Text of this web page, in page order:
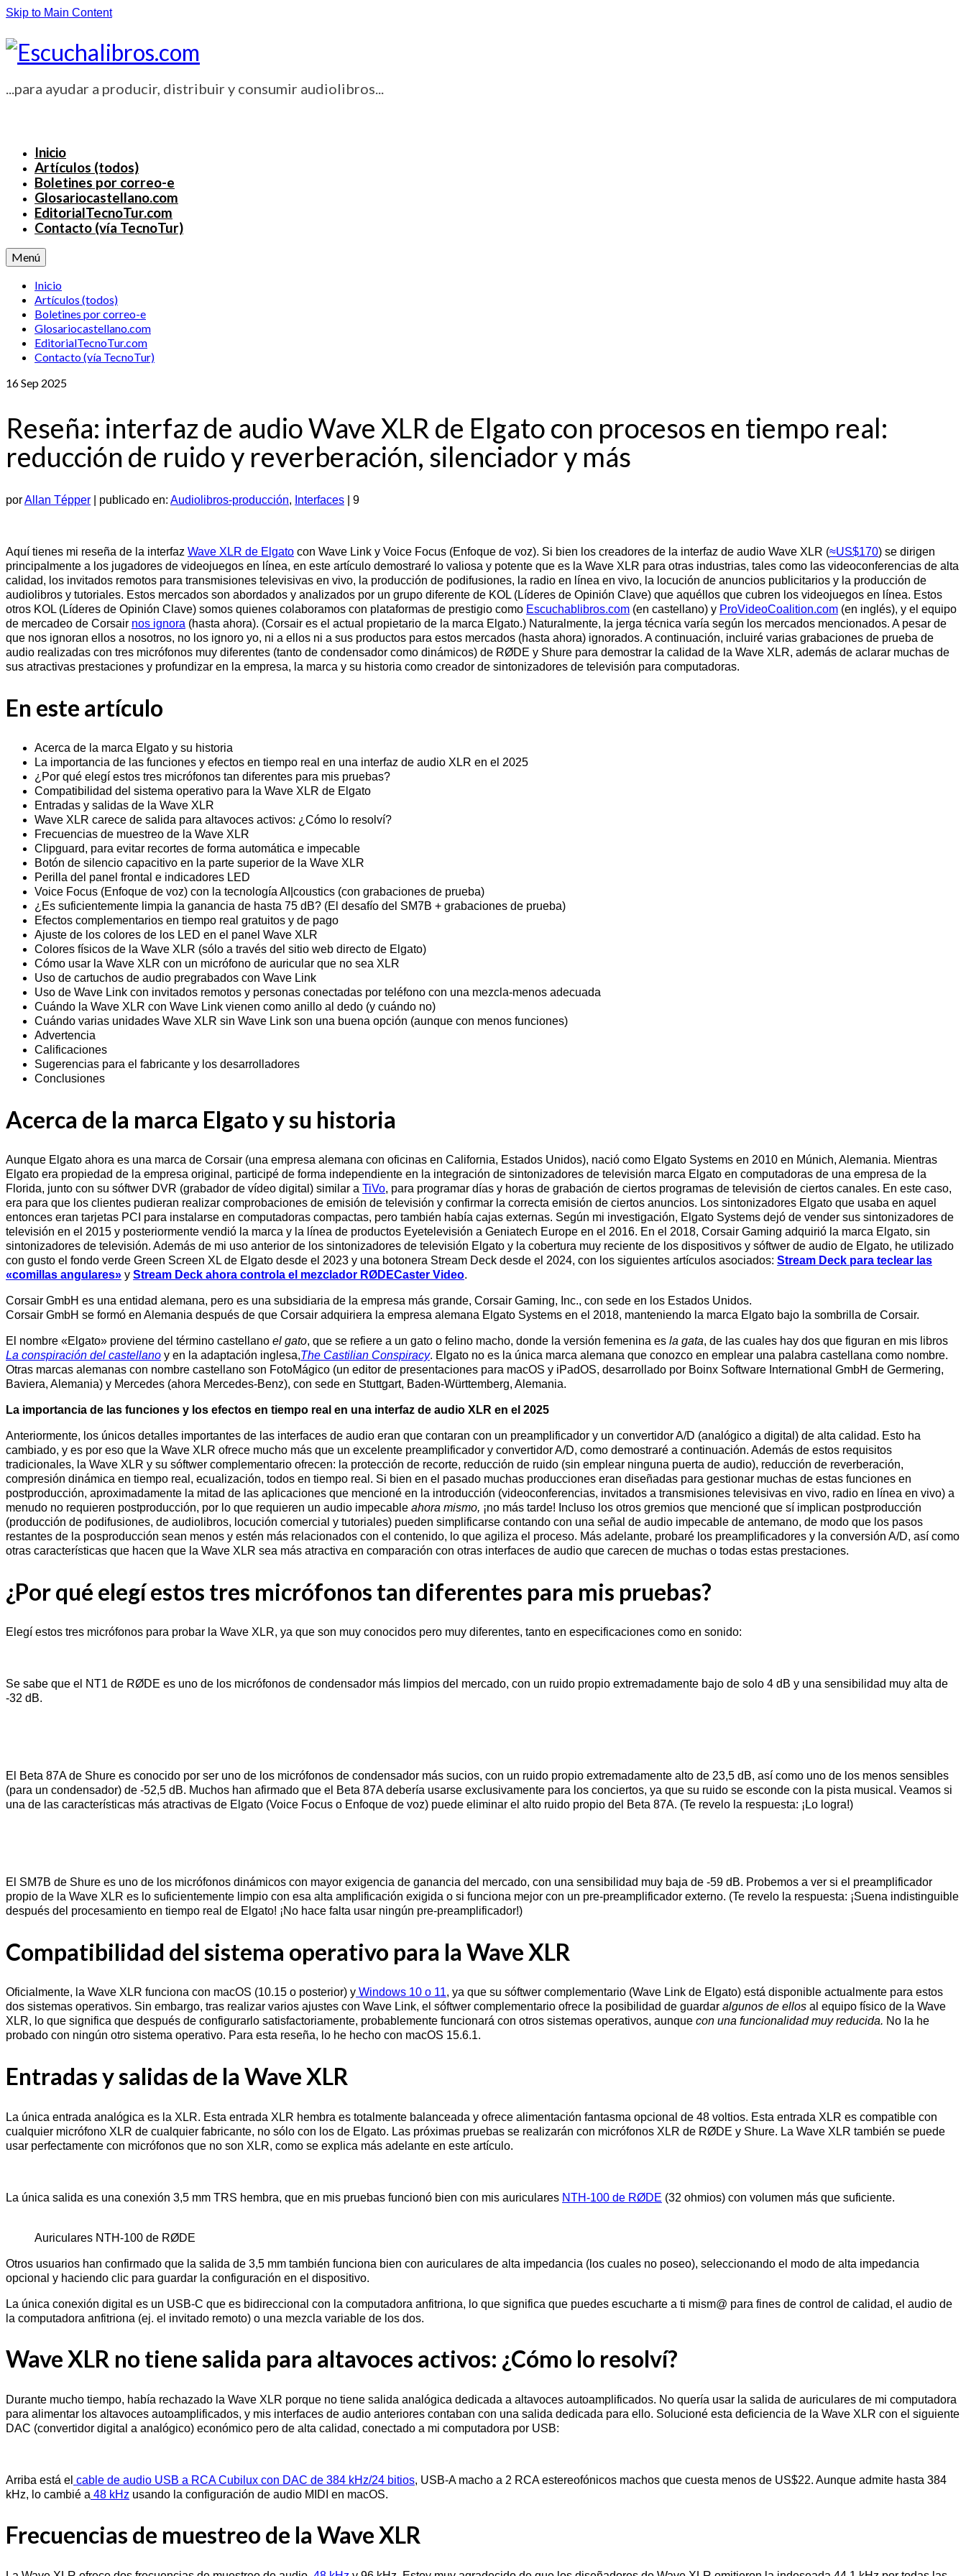
Skip to Main Content
...para ayudar a producir, distribuir y consumir audiolibros...
Inicio
Artículos (todos)
Boletines por correo-e
Glosariocastellano.com
EditorialTecnoTur.com
Contacto (vía TecnoTur)
Menú
Inicio
Artículos (todos)
Boletines por correo-e
Glosariocastellano.com
EditorialTecnoTur.com
Contacto (vía TecnoTur)
16Sep 2025
Reseña: interfaz de audio Wave XLR de Elgato con procesos en tiempo real:
reducción de ruido y reverberación, silenciador y más
porAllan Tépper publicado en: Audiolibros-producción, Interfaces 9
Aquí tienes mi reseña de la interfaz Wave XLR de Elgato con Wave Link y Voice Focus (Enfoque de voz). Si bien los creadores de la interfaz de audio Wave XLR (≈US$170) se dirigen
principalmente a los jugadores de videojuegos en línea, en este artículo demostraré lo valiosa y potente que es la Wave XLR para otras industrias, tales como las videoconferencias de alta
calidad, los invitados remotos para transmisiones televisivas en vivo, la producción de podifusiones, la radio en línea en vivo, la locución de anuncios publicitarios y la producción de
audiolibros y tutoriales. Estos mercados son abordados y analizados por un grupo diferente de KOL (Líderes de Opinión Clave) que aquéllos que cubren los videojuegos en línea. Estos
otros KOL (Líderes de Opinión Clave) somos quienes colaboramos con plataformas de prestigio como Escuchablibros.com (en castellano) y ProVideoCoalition.com (en inglés), y el equipo
de mercadeo de Corsair nos ignora (hasta ahora). (Corsair es el actual propietario de la marca Elgato.) Naturalmente, la jerga técnica varía según los mercados mencionados. A pesar de
que nos ignoran ellos a nosotros, no los ignoro yo, ni a ellos ni a sus productos para estos mercados (hasta ahora) ignorados. A continuación, incluiré varias grabaciones de prueba de
audio realizadas con tres micrófonos muy diferentes (tanto de condensador como dinámicos) de RØDE y Shure para demostrar la calidad de la Wave XLR, además de aclarar muchas de
sus atractivas prestaciones y profundizar en la empresa, la marca y su historia como creador de sintonizadores de televisión para computadoras.
En este artículo
Acerca de la marca Elgato y su historia
La importancia de las funciones y efectos en tiempo real en una interfaz de audio XLR en el 2025
¿Por qué elegí estos tres micrófonos tan diferentes para mis pruebas?
Compatibilidad del sistema operativo para la Wave XLR de Elgato
Entradas y salidas de la Wave XLR
Wave XLR carece de salida para altavoces activos: ¿Cómo lo resolví?
Frecuencias de muestreo de la Wave XLR
Clipguard, para evitar recortes de forma automática e impecable
Botón de silencio capacitivo en la parte superior de la Wave XLR
Perilla del panel frontal e indicadores LED
Voice Focus (Enfoque de voz) con la tecnología AI|coustics (con grabaciones de prueba)
¿Es suficientemente limpia la ganancia de hasta 75 dB? (El desafío del SM7B + grabaciones de prueba)
Efectos complementarios en tiempo real gratuitos y de pago
Ajuste de los colores de los LED en el panel Wave XLR
Colores físicos de la Wave XLR (sólo a través del sitio web directo de Elgato)
Cómo usar la Wave XLR con un micrófono de auricular que no sea XLR
Uso de cartuchos de audio pregrabados con Wave Link
Uso de Wave Link con invitados remotos y personas conectadas por teléfono con una mezcla-menos adecuada
Cuándo la Wave XLR con Wave Link vienen como anillo al dedo (y cuándo no)
Cuándo varias unidades Wave XLR sin Wave Link son una buena opción (aunque con menos funciones)
Advertencia
Calificaciones
Sugerencias para el fabricante y los desarrolladores
Conclusiones
Acerca de la marca Elgato y su historia
Aunque Elgato ahora es una marca de Corsair (una empresa alemana con oficinas en California, Estados Unidos), nació como Elgato Systems en 2010 en Múnich, Alemania. Mientras
Elgato era propiedad de la empresa original, participé de forma independiente en la integración de sintonizadores de televisión marca Elgato en computadoras de una empresa de la
Florida, junto con su sóftwer DVR (grabador de vídeo digital) similar a TiVo, para programar días y horas de grabación de ciertos programas de televisión de ciertos canales. En este caso,
era para que los clientes pudieran realizar comprobaciones de emisión de televisión y confirmar la correcta emisión de ciertos anuncios. Los sintonizadores Elgato que usaba en aquel
entonces eran tarjetas PCI para instalarse en computadoras compactas, pero también había cajas externas. Según mi investigación, Elgato Systems dejó de vender sus sintonizadores de
televisión en el 2015 y posteriormente vendió la marca y la línea de productos Eyetelevisión a Geniatech Europe en el 2016. En el 2018, Corsair Gaming adquirió la marca Elgato, sin
sintonizadores de televisión. Además de mi uso anterior de los sintonizadores de televisión Elgato y la cobertura muy reciente de los dispositivos y sóftwer de audio de Elgato, he utilizado
con gusto el fondo verde Green Screen XL de Elgato desde el 2023 y una botonera Stream Deck desde el 2024, con los siguientes artículos asociados: Stream Deck para teclear las
«comillas angulares» y Stream Deck ahora controla el mezclador RØDECaster Video.
Corsair GmbH es una entidad alemana, pero es una subsidiaria de la empresa más grande, Corsair Gaming, Inc., con sede en los Estados Unidos.
Corsair GmbH se formó en Alemania después de que Corsair adquiriera la empresa alemana Elgato Systems en el 2018, manteniendo la marca Elgato bajo la sombrilla de Corsair.
El nombre «Elgato» proviene del término castellano el gato, que se refiere a un gato o felino macho, donde la versión femenina es la gata, de las cuales hay dos que figuran en mis libros
La conspiración del castellano y en la adaptación inglesa,The Castilian Conspiracy. Elgato no es la única marca alemana que conozco en emplear una palabra castellana como nombre.
Otras marcas alemanas con nombre castellano son FotoMágico (un editor de presentaciones para macOS y iPadOS, desarrollado por Boinx Software International GmbH de Germering,
Baviera, Alemania) y Mercedes (ahora Mercedes-Benz), con sede en Stuttgart, Baden-Württemberg, Alemania.
La importancia de las funciones y los efectos en tiempo real en una interfaz de audio XLR en el 2025
Anteriormente, los únicos detalles importantes de las interfaces de audio eran que contaran con un preamplificador y un convertidor A/D (analógico a digital) de alta calidad. Esto ha
cambiado, y es por eso que la Wave XLR ofrece mucho más que un excelente preamplificador y convertidor A/D, como demostraré a continuación. Además de estos requisitos
tradicionales, la Wave XLR y su sóftwer complementario ofrecen: la protección de recorte, reducción de ruido (sin emplear ninguna puerta de audio), reducción de reverberación,
compresión dinámica en tiempo real, ecualización, todos en tiempo real. Si bien en el pasado muchas producciones eran diseñadas para gestionar muchas de estas funciones en
postproducción, aproximadamente la mitad de las aplicaciones que mencioné en la introducción (videoconferencias, invitados a transmisiones televisivas en vivo, radio en línea en vivo) a
menudo no requieren postproducción, por lo que requieren un audio impecable ahora mismo, ¡no más tarde! Incluso los otros gremios que mencioné que sí implican postproducción
(producción de podifusiones, de audiolibros, locución comercial y tutoriales) pueden simplificarse contando con una señal de audio impecable de antemano, de modo que los pasos
restantes de la posproducción sean menos y estén más relacionados con el contenido, lo que agiliza el proceso. Más adelante, probaré los preamplificadores y la conversión A/D, así como
otras características que hacen que la Wave XLR sea más atractiva en comparación con otras interfaces de audio que carecen de muchas o todas estas prestaciones.
¿Por qué elegí estos tres micrófonos tan diferentes para mis pruebas?
Elegí estos tres micrófonos para probar la Wave XLR, ya que son muy conocidos pero muy diferentes, tanto en especificaciones como en sonido:
Se sabe que el NT1 de RØDE es uno de los micrófonos de condensador más limpios del mercado, con un ruido propio extremadamente bajo de solo 4 dB y una sensibilidad muy alta de
-32 dB.
El Beta 87A de Shure es conocido por ser uno de los micrófonos de condensador más sucios, con un ruido propio extremadamente alto de 23,5 dB, así como uno de los menos sensibles
(para un condensador) de -52,5 dB. Muchos han afirmado que el Beta 87A debería usarse exclusivamente para los conciertos, ya que su ruido se esconde con la pista musical. Veamos si
una de las características más atractivas de Elgato (Voice Focus o Enfoque de voz) puede eliminar el alto ruido propio del Beta 87A. (Te revelo la respuesta: ¡Lo logra!)
El SM7B de Shure es uno de los micrófonos dinámicos con mayor exigencia de ganancia del mercado, con una sensibilidad muy baja de -59 dB. Probemos a ver si el preamplificador
propio de la Wave XLR es lo suficientemente limpio con esa alta amplificación exigida o si funciona mejor con un pre-preamplificador externo. (Te revelo la respuesta: ¡Suena indistinguible
después del procesamiento en tiempo real de Elgato! ¡No hace falta usar ningún pre-preamplificador!)
Compatibilidad del sistema operativo para la Wave XLR
Oficialmente, la Wave XLR funciona con macOS (10.15 o posterior) y Windows 10 o 11, ya que su sóftwer complementario (Wave Link de Elgato) está disponible actualmente para estos
dos sistemas operativos. Sin embargo, tras realizar varios ajustes con Wave Link, el sóftwer complementario ofrece la posibilidad de guardar algunos de ellos al equipo físico de la Wave
XLR, lo que significa que después de configurarlo satisfactoriamente, probablemente funcionará con otros sistemas operativos, aunque con una funcionalidad muy reducida. No la he
probado con ningún otro sistema operativo. Para esta reseña, lo he hecho con macOS 15.6.1.
Entradas y salidas de la Wave XLR
La única entrada analógica es la XLR. Esta entrada XLR hembra es totalmente balanceada y ofrece alimentación fantasma opcional de 48 voltios. Esta entrada XLR es compatible con
cualquier micrófono XLR de cualquier fabricante, no sólo con los de Elgato. Las próximas pruebas se realizarán con micrófonos XLR de RØDE y Shure. La Wave XLR también se puede
usar perfectamente con micrófonos que no son XLR, como se explica más adelante en este artículo.
La única salida es una conexión 3,5 mm TRS hembra, que en mis pruebas funcionó bien con mis auriculares NTH-100 de RØDE (32 ohmios) con volumen más que suficiente.
Auriculares NTH-100 de RØDE
Otros usuarios han confirmado que la salida de 3,5 mm también funciona bien con auriculares de alta impedancia (los cuales no poseo), seleccionando el modo de alta impedancia
opcional y haciendo clic para guardar la configuración en el dispositivo.
La única conexión digital es un USB-C que es bidireccional con la computadora anfitriona, lo que significa que puedes escucharte a ti mism@ para fines de control de calidad, el audio de
la computadora anfitriona (ej. el invitado remoto) o una mezcla variable de los dos.
Wave XLR no tiene salida para altavoces activos: ¿Cómo lo resolví?
Durante mucho tiempo, había rechazado la Wave XLR porque no tiene salida analógica dedicada a altavoces autoamplificados. No quería usar la salida de auriculares de mi computadora
para alimentar los altavoces autoamplificados, y mis interfaces de audio anteriores contaban con una salida dedicada para ello. Solucioné esta deficiencia de la Wave XLR con el siguiente
DAC (convertidor digital a analógico) económico pero de alta calidad, conectado a mi computadora por USB:
Arriba está el cable de audio USB a RCA Cubilux con DAC de 384 kHz/24 bitios, USB-A macho a 2 RCA estereofónicos machos que cuesta menos de US$22. Aunque admite hasta 384
kHz, lo cambié a 48 kHz usando la configuración de audio MIDI en macOS.
Frecuencias de muestreo de la Wave XLR